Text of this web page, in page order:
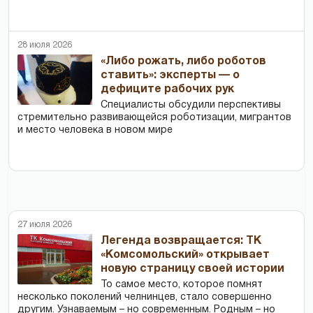
28 июля 2026
«Либо рожать, либо роботов
ставить»: эксперты — о
дефиците рабочих рук
Специалисты обсудили перспективы
стремительно развивающейся роботизации, мигрантов
и место человека в новом мире
27 июля 2026
Легенда возвращается: ТК
«Комсомольский» открывает
новую страницу своей истории
То самое место, которое помнят
несколько поколений челнинцев, стало совершенно
другим. Узнаваемым – но современным. Родным – но